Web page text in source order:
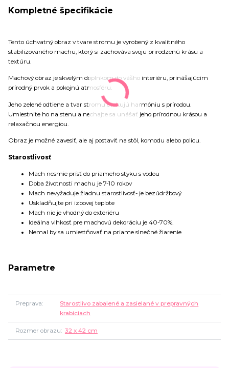
Kompletné špecifikácie
Tento úchvatný obraz v tvare stromu je vyrobený z kvalitného
stabilizovaného machu, ktorý si zachováva svoju prirodzenú krásu a
textúru.
Machový obraz je skvelým doplnkom do vášho interiéru, prinášajúcim
prírodný prvok a pokojnú atmosféru.
Jeho zelené odtiene a tvar stromu evokujú harmóniu s prírodou.
Umiestnite ho na stenu a nechajte sa unášať jeho prírodnou krásou a
relaxačnou energiou.
Obraz je možné zavesiť, ale aj postaviť na stôl, komodu alebo policu.
Starostlivosť
Mach nesmie prísť do priameho styku s vodou
Doba životnosti machu je 7-10 rokov
Mach nevyžaduje žiadnu starostlivosť- je bezúdržbový
Uskladňujte pri izbovej teplote
Mach nie je vhodný do exteriéru
Ideálna vlhkosť pre machovú dekoráciu je 40-70%.
Nemal by sa umiestňovať na priame slnečné žiarenie
Parametre
Preprava
Starostlivo zabalené a zasielané v prepravných
krabiciach
Rozmer obrazu 32 x 42 cm